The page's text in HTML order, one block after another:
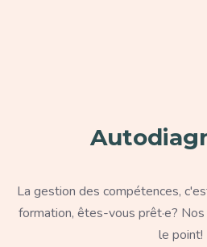
La gestion des compétences,
formation, êtes-vous prêt·e?
le point!